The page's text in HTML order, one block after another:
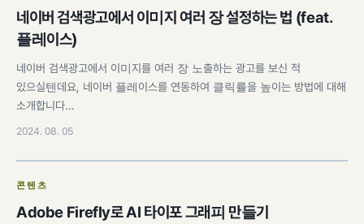
네이버 검색광고에서 이미지 여러 장 설정하는 법 (feat.
플레이스)
네이버 검색광고에서 이미지를 여러 장 노출하는 광고를 보신 적
있으실텐데요, 네이버 플레이스를 연동하여 클릭률을 높이는 방법에 대해
소개합니다…
2024. 08. 05
콘텐츠
Adobe Firefly로 AI 타이포 그래피 만들기